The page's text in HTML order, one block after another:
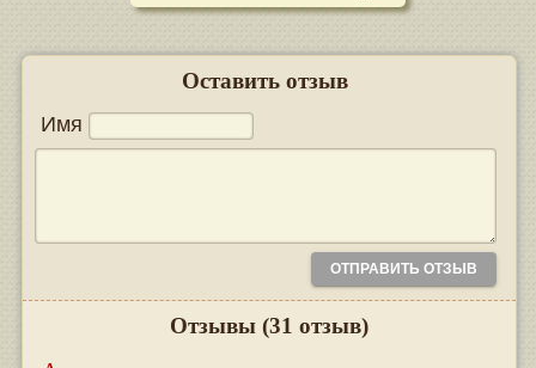
Оставить отзыв
Имя
Отзывы (31 отзыв)